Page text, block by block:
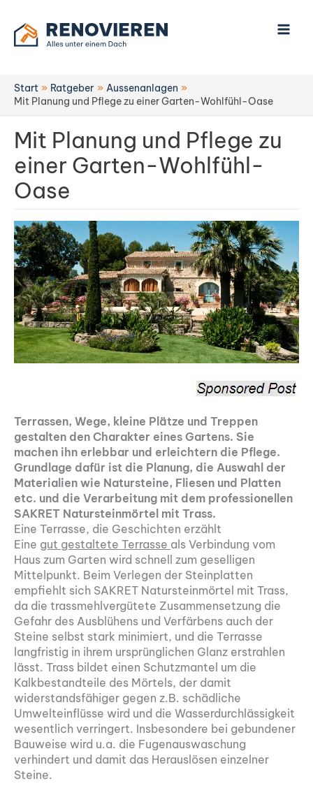
Inhalt
springen
Start Ratgeber
Aussenanlagen
Mit Planung und Pflege zu einer Garten-Wohlfühl-Oase
Mit Planung und Pflege zu
einer Garten-Wohlfühl-
Oase
Terrassen, Wege, kleine Plätze und Treppen
gestalten den Charakter eines Gartens. Sie
machen ihn erlebbar und erleichtern die Pflege.
Grundlage dafür ist die Planung, die Auswahl der
Materialien wie Natursteine, Fliesen und Platten
etc. und die Verarbeitung mit dem professionellen
SAKRET Natursteinmörtel mit Trass.
Eine Terrasse, die Geschichten erzählt
Eine gut gestaltete Terrasse als Verbindung vom
Haus zum Garten wird schnell zum geselligen
Mittelpunkt. Beim Verlegen der Steinplatten
empfiehlt sich SAKRET Natursteinmörtel mit Trass,
da die trassmehlvergütete Zusammensetzung die
Gefahr des Ausblühens und Verfärbens auch der
Steine selbst stark minimiert, und die Terrasse
langfristig in ihrem ursprünglichen Glanz erstrahlen
lässt. Trass bildet einen Schutzmantel um die
Kalkbestandteile des Mörtels, der damit
widerstandsfähiger gegen z.B. schädliche
Umwelteinflüsse wird und die Wasserdurchlässigkeit
wesentlich verringert. Insbesondere bei gebundener
Bauweise wird u.a. die Fugenauswaschung
verhindert und damit das Herauslösen einzelner
Steine.